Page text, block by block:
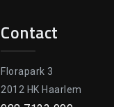
Contact
Florapark 3
2012 HK Haarlem